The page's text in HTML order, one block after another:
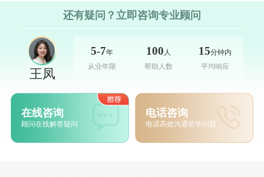
总的来说，新西兰签证的期限主要取决于签证类型
和申请人的具体情况。无论你是计划短期访问新西兰，
还是希望在新西兰长期居住，都需要了解相关的签证信
息和申请过程。希望本文能为你提供有用的信息，帮助
你顺利完成新西兰签证的申请。
还有疑问？立即咨询专业顾问
王凤
5-7年
从业年限
100 人
帮助人数
15分钟内
平均响应
在线咨询
顾问在线解答疑问
电话咨询
电话高效沟通留学问题